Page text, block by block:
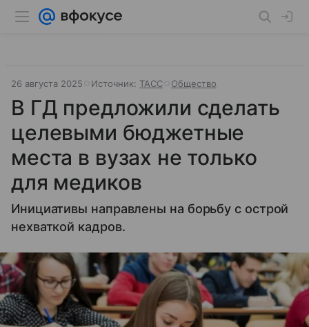
26 августа 2025 Источник: ТАСС Общество
В ГД предложили сделать
целевыми бюджетные
места в вузах не только
для медиков
Инициативы направлены на борьбу с острой
нехваткой кадров.